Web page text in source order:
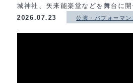
城神社、矢来能楽堂などを舞台に開
2026.07.23
公演・パフォーマン